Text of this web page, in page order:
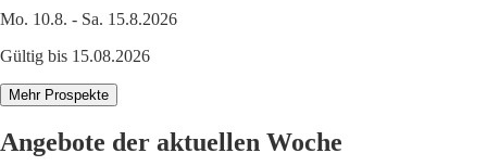
Mo. 10.8. - Sa. 15.8.2026
Gültig bis 15.08.2026
Mehr Prospekte
Angebote der aktuellen Woche